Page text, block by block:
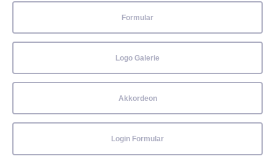
Formular
Logo Galerie
Akkordeon
Login Formular